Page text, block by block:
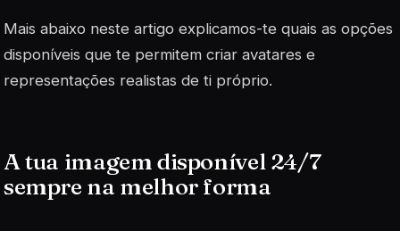
Mais abaixo neste artigo explicamos-te quais as opções
disponíveis que te permitem criar avatares e
representações realistas de ti próprio.
A tua imagem disponível 24/7
sempre na melhor forma